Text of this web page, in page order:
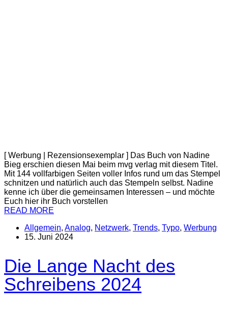
[ Werbung | Rezensionsexemplar ] Das Buch von Nadine
Bieg erschien diesen Mai beim mvg verlag mit diesem Titel.
Mit 144 vollfarbigen Seiten voller Infos rund um das Stempel
schnitzen und natürlich auch das Stempeln selbst. Nadine
kenne ich über die gemeinsamen Interessen – und möchte
Euch hier ihr Buch vorstellen
READ MORE
Allgemein, Analog, Netzwerk, Trends, Typo, Werbung
15. Juni 2024
Die Lange Nacht des
Schreibens 2024